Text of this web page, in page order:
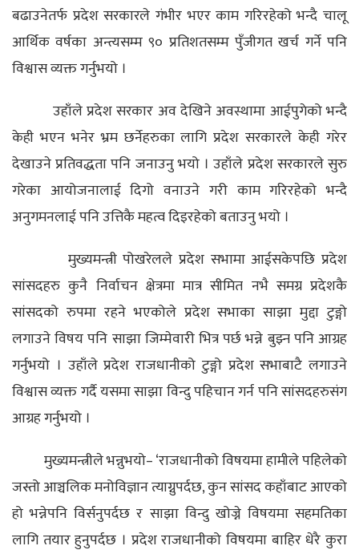
बढाउनेतर्फ प्रदेश सरकारले गंभीर भएर काम गरिरहेको भन्दै चालू
आर्थिक वर्षका अन्त्यसम्म ९० प्रतिशतसम्म पुँजीगत खर्च गर्ने पनि
विश्वास व्यक्त गर्नुभयो ।
उहाँले प्रदेश सरकार अव देखिने अवस्थामा आईपुगेको भन्दै
केही भएन भनेर भ्रम छर्नेहरुका लागि प्रदेश सरकारले केही गरेर
देखाउने प्रतिवद्धता पनि जनाउनु भयो । उहाँले प्रदेश सरकारले सुरु
गरेका आयोजनालाई दिगो वनाउने गरी काम गरिरहेको भन्दै
अनुगमनलाई पनि उत्तिकै महत्व दिइरहेको बताउनु भयो ।
मुख्यमन्त्री पोखरेलले प्रदेश सभामा आईसकेपछि प्रदेश
सांसदहरु कुनै निर्वाचन क्षेत्रमा मात्र सीमित नभै समग्र प्रदेशकै
सांसदको रुपमा रहने भएकोले प्रदेश सभाका साझा मुद्दा टुङ्गो
लगाउने विषय पनि साझा जिम्मेवारी भित्र पर्छ भन्ने बुझ्न पनि आग्रह
गर्नुभयो । उहाँले प्रदेश राजधानीको टुङ्गो प्रदेश सभाबाटै लगाउने
विश्वास व्यक्त गर्दै यसमा साझा विन्दु पहिचान गर्न पनि सांसदहरुसंग
आग्रह गर्नुभयो ।
मुख्यमन्त्रीले भन्नुभयो– ‘राजधानीको विषयमा हामीले पहिलेको
जस्तो आञ्चलिक मनोविज्ञान त्याग्नुपर्दछ, कुन सांसद कहाँबाट आएको
हो भन्नेपनि विर्सनुपर्दछ र साझा विन्दु खोज्ने विषयमा सहमतिका
लागि तयार हुनुपर्दछ । प्रदेश राजधानीको विषयमा बाहिर धेरै कुरा